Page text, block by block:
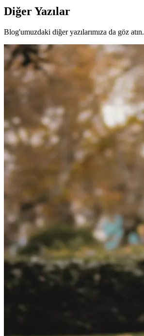
Diğer Yazılar
Blog'umuzdaki diğer yazılarımıza da göz atın.